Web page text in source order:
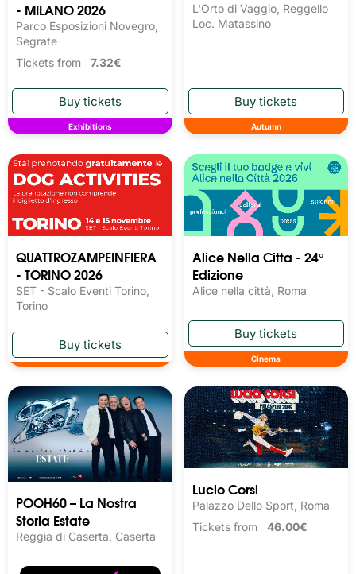
- MILANO 2026
Parco Esposizioni Novegro,
Segrate
Tickets from 7.32€
Exhibitions
L'Orto di Vaggio, Reggello
Loc. Matassino
Autumn
QUATTROZAMPEINFIERA
- TORINO 2026
SET - Scalo Eventi Torino,
Torino
Alice Nella Citta - 24°
Edizione
Alice nella città, Roma
Cinema
POOH60 – La Nostra
Storia Estate
Reggia di Caserta, Caserta
Lucio Corsi
Palazzo Dello Sport, Roma
Tickets from 46.00€